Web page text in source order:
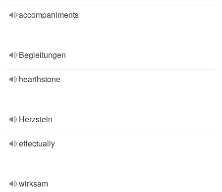
accompaniments
Begleitungen
hearthstone
Herzstein
effectually
wirksam